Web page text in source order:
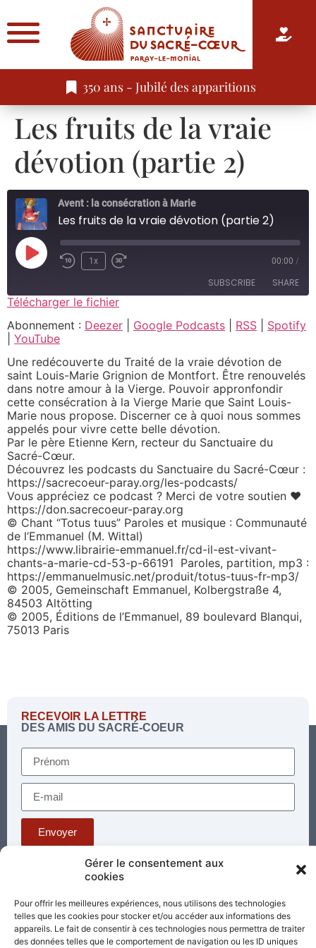
Gérer le consentement aux
cookies
Pour offrir les meilleures expériences, nous utilisons des technologies
telles que les cookies pour stocker et/ou accéder aux informations des
appareils. Le fait de consentir à ces technologies nous permettra de traiter
des données telles que le comportement de navigation ou les ID uniques
350 ans - Jubilé des apparitions
Les fruits de la vraie
dévotion (partie 2)
Avent : la consécration à Marie
Les fruits de la vraie dévotion (partie 2)
1x 00:00 /
SUBSCRIBE SHARE
Deezer Google Podcasts
RSS
YouTube
RSS FEED
SHARE
EMBED
Télécharger le fichier
Abonnement : Deezer Google Podcasts RSS
Spotify
YouTube
Une redécouverte du Traité de la vraie dévotion de
saint Louis-Marie Grignion de Montfort. Être renouvelés
dans notre amour à la Vierge. Pouvoir appronfondir
cette consécration à la Vierge Marie que Saint Louis-
Marie nous propose. Discerner ce à quoi nous sommes
appelés pour vivre cette belle dévotion.
Par le père Etienne Kern, recteur du Sanctuaire du
Sacré-Cœur.
Découvrez les podcasts du Sanctuaire du Sacré-Cœur :
https://sacrecoeur-paray.org/les-podcasts/
Vous appréciez ce podcast ? Merci de votre soutien ❤
https://don.sacrecoeur-paray.org
© Chant “Totus tuus” Paroles et musique : Communauté
de l’Emmanuel (M. Wittal)
https://www.librairie-emmanuel.fr/cd-il-est-vivant-
chants-a-marie-cd-53-p-66191 Paroles, partition, mp3 :
https://emmanuelmusic.net/produit/totus-tuus-fr-mp3/
© 2005, Gemeinschaft Emmanuel, Kolbergstraße 4,
84503 Altötting
© 2005, Éditions de l’Emmanuel, 89 boulevard Blanqui,
75013 Paris
RECEVOIR LA LETTRE
DES AMIS DU SACRÉ-COEUR
Envoyer
Téléphone : 03 85 81 56 00
standard@sacrecoeur-paray.org
Paray TV
Agenda Nous contacter